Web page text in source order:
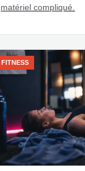
matériel compliqué.
FITNESS